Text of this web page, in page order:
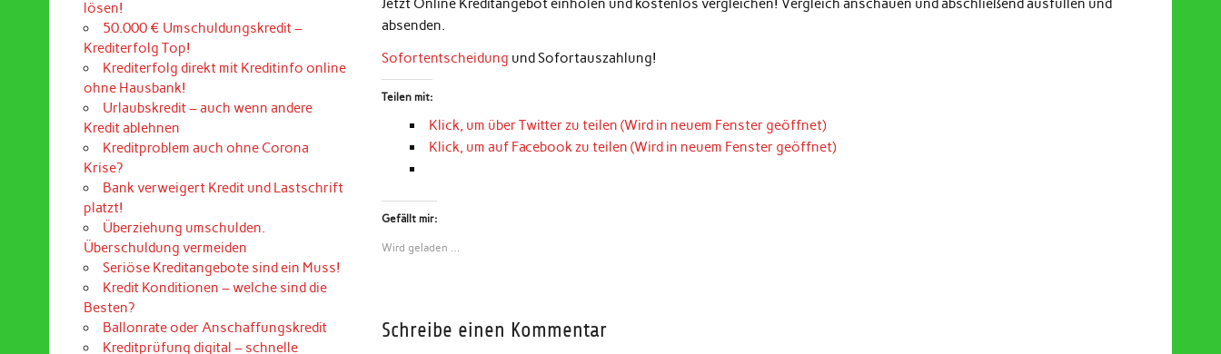
Jetzt Online Kreditangebot einholen und kostenlos vergleichen! Vergleich anschauen und abschließend ausfüllen und
absenden.
Sofortentscheidung und Sofortauszahlung!
Teilen mit:
Klick, um über Twitter zu teilen (Wird in neuem Fenster geöffnet)
Klick, um auf Facebook zu teilen (Wird in neuem Fenster geöffnet)
Gefällt mir:
Wird geladen …
Schreibe einen Kommentar
lösen!
50.000 € Umschuldungskredit –
Krediterfolg Top!
Krediterfolg direkt mit Kreditinfo online
ohne Hausbank!
Urlaubskredit – auch wenn andere
Kredit ablehnen
Kreditproblem auch ohne Corona
Krise?
Bank verweigert Kredit und Lastschrift
platzt!
Überziehung umschulden.
Überschuldung vermeiden
Seriöse Kreditangebote sind ein Muss!
Kredit Konditionen – welche sind die
Besten?
Ballonrate oder Anschaffungskredit
Kreditprüfung digital – schnelle